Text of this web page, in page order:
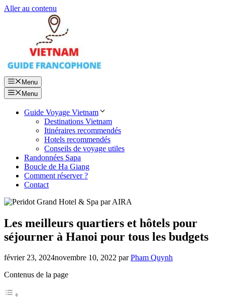
Aller au contenu
Menu
Menu
Guide Voyage Vietnam
Destinations Vietnam
Itinéraires recommendés
Hotels recommendés
Conseils de voyage utiles
Randonnées Sapa
Boucle de Ha Giang
Comment réserver ?
Contact
Les meilleurs quartiers et hôtels pour
séjourner à Hanoi pour tous les budgets
février 23, 2024novembre 10, 2022 parPham Quynh
Contenus de la page